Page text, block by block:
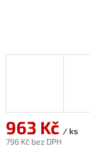
963 Kč / ks
796 Kč bez DPH